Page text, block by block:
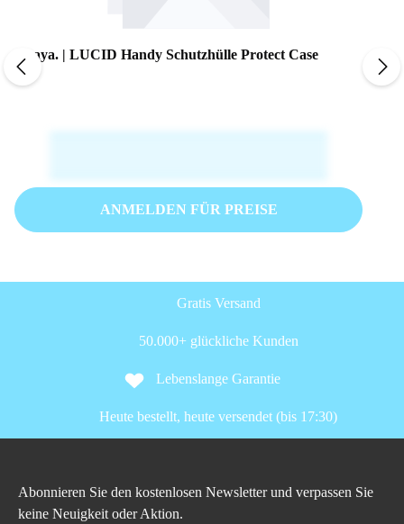
alkaya. | LUCID Handy Schutzhülle Protect Case
ANMELDEN FÜR PREISE
Gratis Versand
50.000+ glückliche Kunden
Lebenslange Garantie
Heute bestellt, heute versendet (bis 17:30)
Abonnieren Sie den kostenlosen Newsletter und verpassen Sie
keine Neuigkeit oder Aktion.